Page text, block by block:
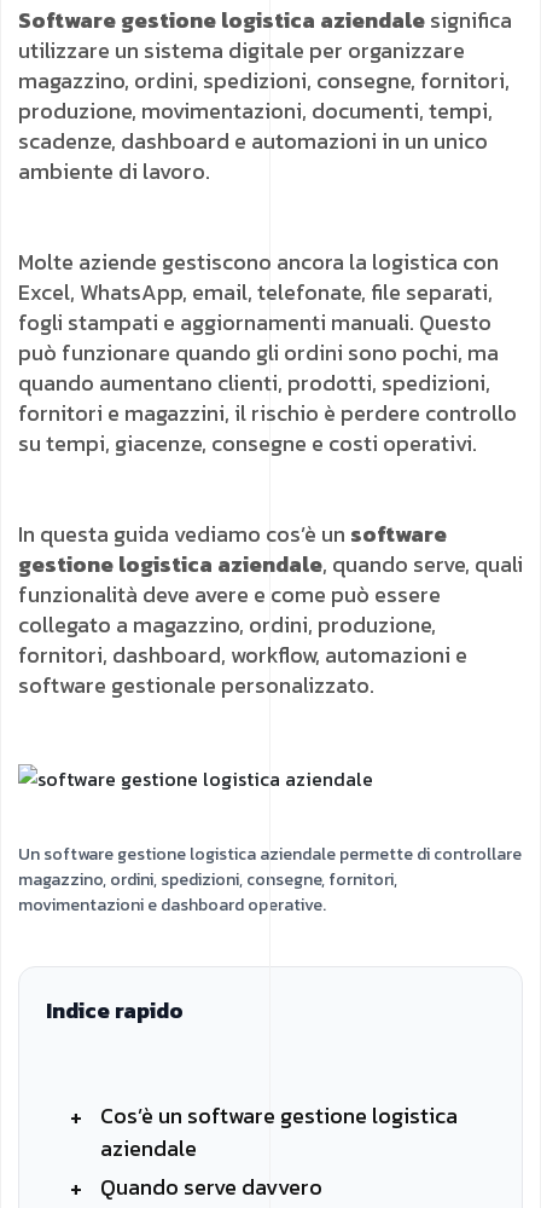
Software gestione logistica aziendalesignifica
utilizzare un sistema digitale per organizzare
magazzino, ordini, spedizioni, consegne, fornitori,
produzione, movimentazioni, documenti, tempi,
scadenze, dashboard e automazioni in un unico
ambiente di lavoro.
Molte aziende gestiscono ancora la logistica con
Excel, WhatsApp, email, telefonate, file separati,
fogli stampati e aggiornamenti manuali. Questo
può funzionare quando gli ordini sono pochi, ma
quando aumentano clienti, prodotti, spedizioni,
fornitori e magazzini, il rischio è perdere controllo
su tempi, giacenze, consegne e costi operativi.
In questa guida vediamo cos’è un software
gestione logistica aziendale, quando serve, quali
funzionalità deve avere e come può essere
collegato a magazzino, ordini, produzione,
fornitori, dashboard, workflow, automazioni e
software gestionale personalizzato.
Un software gestione logistica aziendale permette di controllare
magazzino, ordini, spedizioni, consegne, fornitori,
movimentazioni e dashboard operative.
Indice rapido
Cos’è un software gestione logistica
aziendale
Quando serve davvero